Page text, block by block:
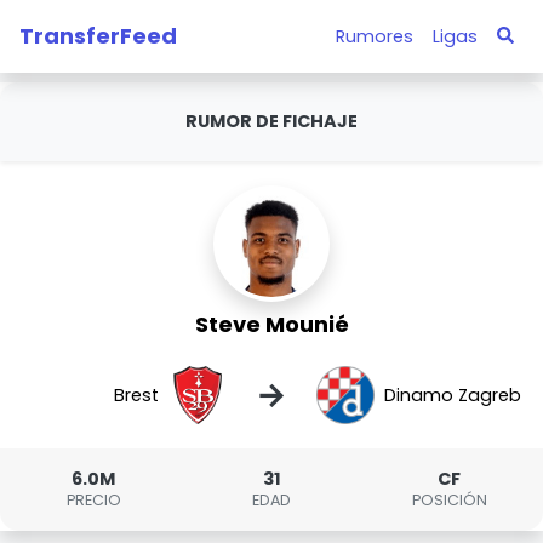
TransferFeed Rumores Ligas
RUMOR DE FICHAJE
Steve Mounié
Brest → Dinamo Zagreb
6.0M
PRECIO
31
EDAD
CF
POSICIÓN